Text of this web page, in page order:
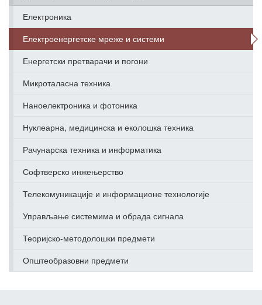
Електроника
Електроенергетске мреже и системи
Енергетски претварачи и погони
Микроталасна техника
Наноелектроника и фотоника
Нуклеарна, медицинска и еколошка техника
Рачунарска техника и информатика
Софтверско инжењерство
Телекомуникације и информационе технологије
Управљање системима и обрада сигнала
Теоријско-методолошки предмети
Општеобразовни предмети